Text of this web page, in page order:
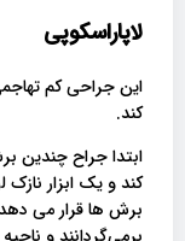
لاپاراسکوپی
این جراحی کم
کند.
ابتدا جراح
کند و یک ابزار نازک
برش ها قرار می